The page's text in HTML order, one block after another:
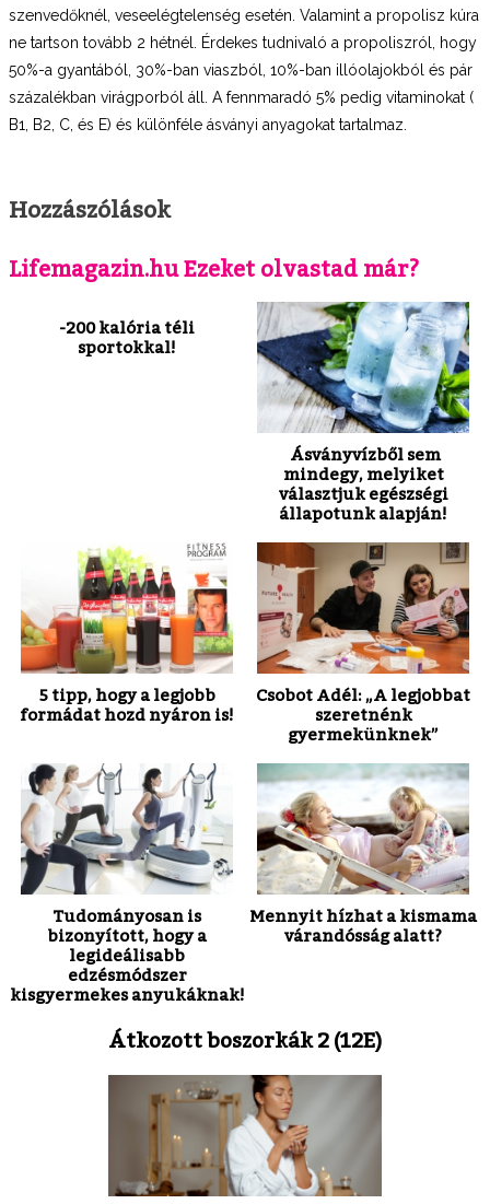
szenvedőknél, veseelégtelenség esetén. Valamint a propolisz kúra
ne tartson tovább 2 hétnél. Érdekes tudnivaló a propoliszról, hogy
50%-a gyantából, 30%-ban viaszból, 10%-ban illóolajokból és pár
százalékban virágporból áll. A fennmaradó 5% pedig vitaminokat (
B1, B2, C, és E) és különféle ásványi anyagokat tartalmaz.
Hozzászólások
Lifemagazin.hu Ezeket olvastad már?
-200 kalória téli
sportokkal!
Ásványvízből sem
mindegy, melyiket
választjuk egészségi
állapotunk alapján!
5 tipp, hogy a legjobb
formádat hozd nyáron is!
Csobot Adél: „A legjobbat
szeretnénk
gyermekünknek”
Tudományosan is
bizonyított, hogy a
legideálisabb
edzésmódszer
kisgyermekes anyukáknak!
Mennyit hízhat a kismama
várandósság alatt?
Átkozott boszorkák 2 (12E)